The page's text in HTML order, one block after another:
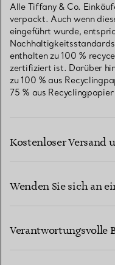
Alle Tiffany & Co.
verpackt. Auch wenn
eingeführt wurde,
enthalten zu 100 %
zertifiziert ist. Darüber
zu 100 % aus
75 % aus
Kostenloser Versand
Wenden Sie sich an
Verantwortungsvolle